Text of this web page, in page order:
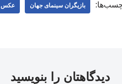
بازیگران سینمای جهان عکس
دیدگاهتان را بنویسید